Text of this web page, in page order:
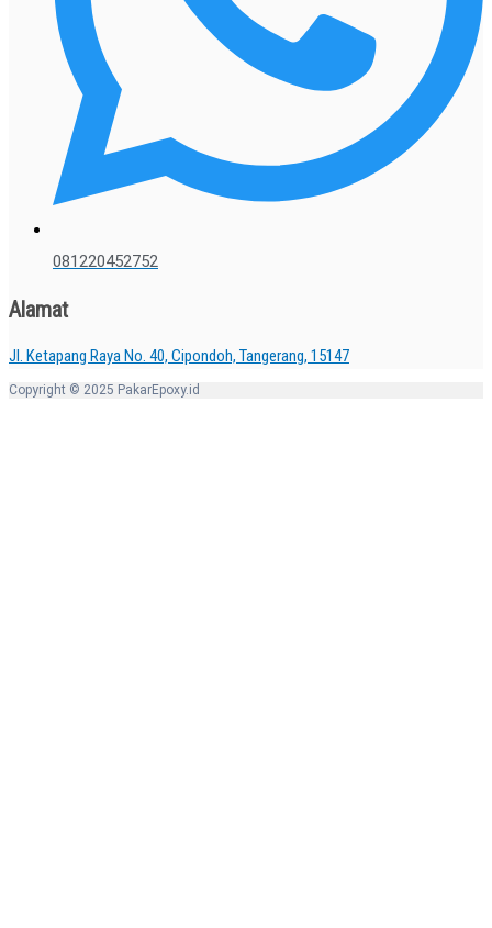
081220452752
Alamat
Jl. Ketapang Raya No. 40, Cipondoh, Tangerang, 15147
Copyright © 2025 PakarEpoxy.id